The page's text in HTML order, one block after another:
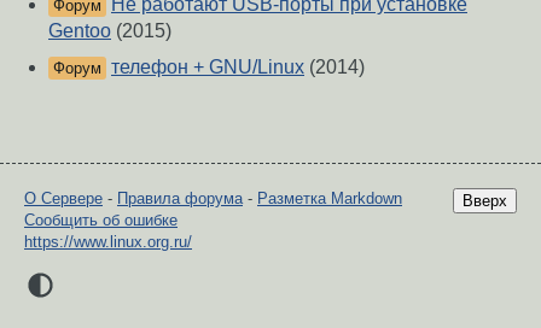
Форум
Не работают USB-порты при установке
Gentoo (2015)
Форум телефон + GNU/Linux (2014)
Вверх
О Сервере - Правила форума- Разметка Markdown
Сообщить об ошибке
https://www.linux.org.ru/